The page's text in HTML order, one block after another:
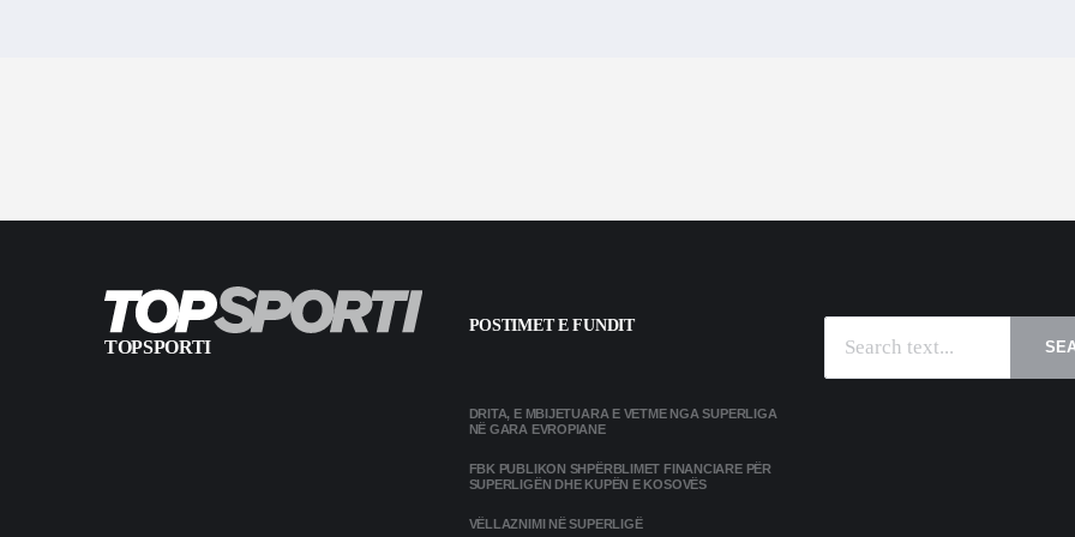
TOPSPORTI
POSTIMET E FUNDIT
DRITA, E MBIJETUARA E VETME NGA SUPERLIGA
NË GARA EVROPIANE
FBK PUBLIKON SHPËRBLIMET FINANCIARE PËR
SUPERLIGËN DHE KUPËN E KOSOVËS
VËLLAZNIMI NË SUPERLIGË